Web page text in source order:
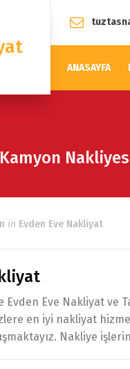
ANASAYFA
in Evden Eve Nakliyat
Evden Eve Nakliyat
en iyi nakliyat
Nakliye